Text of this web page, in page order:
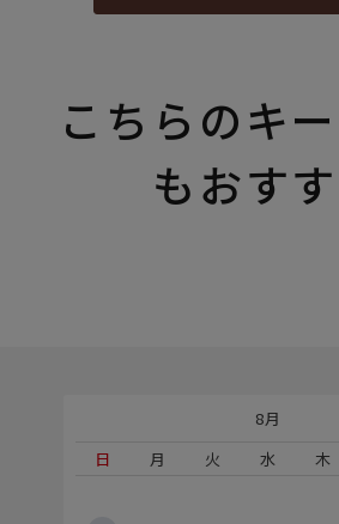
こちらのキ
もおす
8月
日
月 火 水 木